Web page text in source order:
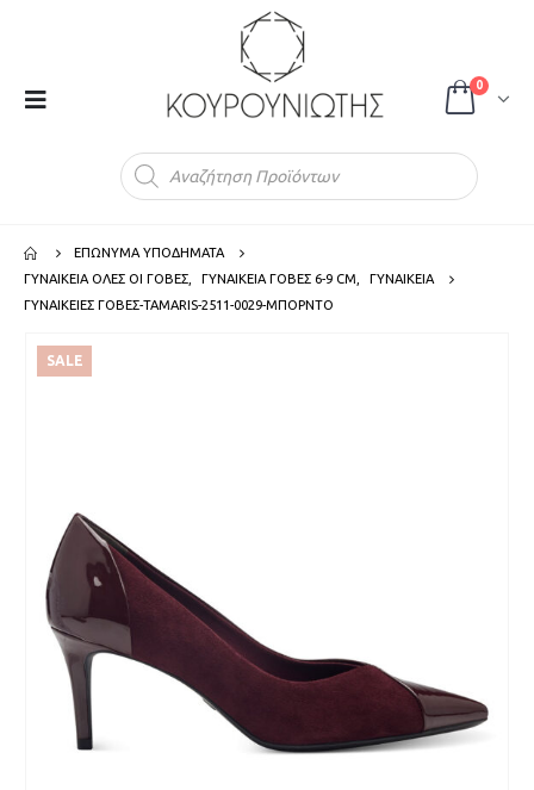
0
ΕΠΩΝΥΜΑ ΥΠΟΔΗΜΑΤΑ
ΓΥΝΑΙΚΕΙΑ ΟΛΕΣ ΟΙ ΓΟΒΕΣ
ΓΥΝΑΙΚΕΙΑ ΓΟΒΕΣ 6-9 CM
ΓΥΝΑΙΚΕΙΑ
ΓΥΝΑΙΚΕΙΕΣ ΓΟΒΕΣ-TAMARIS-2511-0029-ΜΠΟΡΝΤΟ
SALE